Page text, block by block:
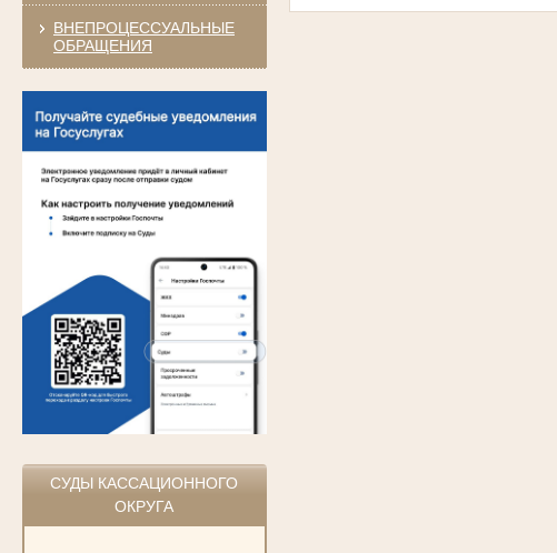
ВНЕПРОЦЕССУАЛЬНЫЕ
ОБРАЩЕНИЯ
СУДЫ КАССАЦИОННОГО
ОКРУГА